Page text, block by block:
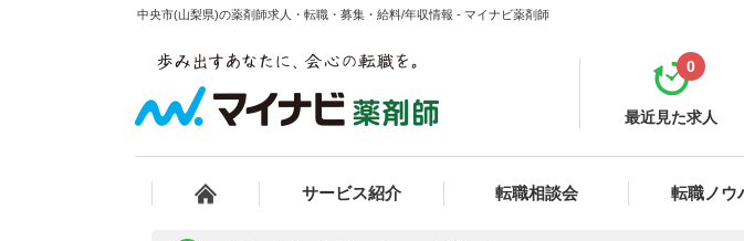
中央市(山梨県)の薬剤師求人・転職・募集・給料/年収情報 - マイナビ薬剤師
最近見た求人
0
サービス紹介 転職相談会 転職ノウ